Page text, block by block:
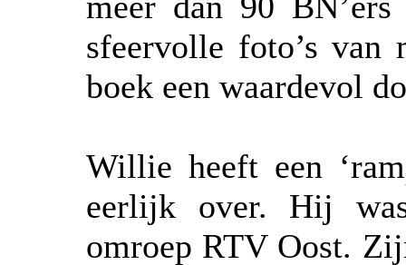
sfeervolle foto’s van
boek een waardevol
Willie heeft een
eerlijk over. Hij
omroep RTV Oost.